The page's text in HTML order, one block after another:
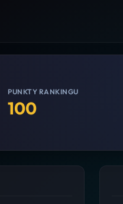
PUNKTY RANKINGU
100